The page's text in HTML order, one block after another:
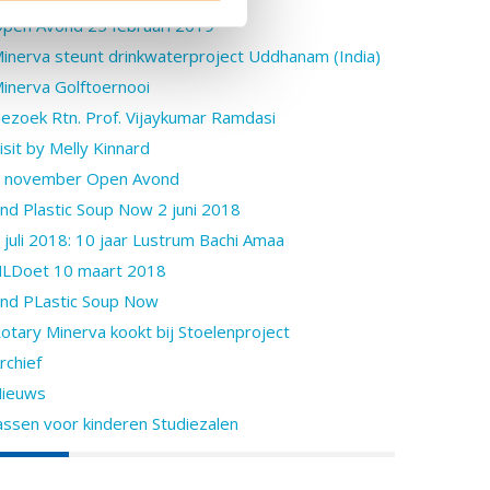
Avond 25 februari 2019
steunt drinkwaterproject Uddhanam (India)
Golftoernooi
Rtn. Prof. Vijaykumar Ramdasi
by Melly Kinnard
november Open Avond
Plastic Soup Now 2 juni 2018
juli 2018: 10 jaar Lustrum Bachi Amaa
10 maart 2018
PLastic Soup Now
Minerva kookt bij Stoelenproject
voor kinderen Studiezalen